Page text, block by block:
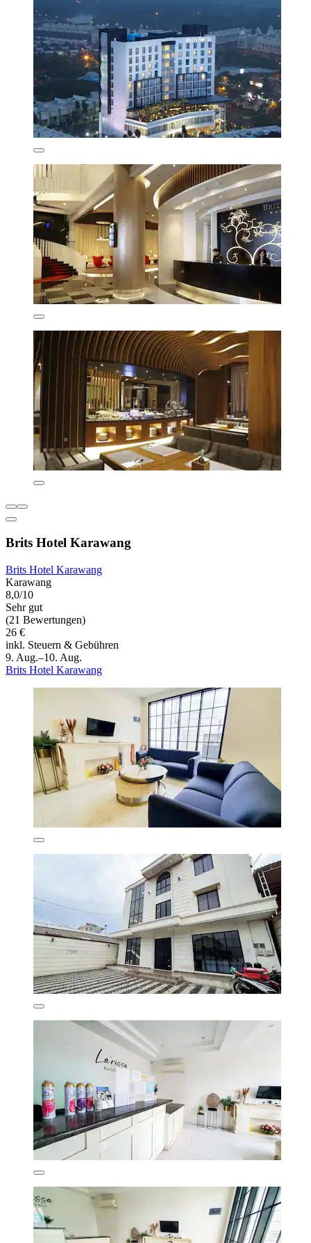
Brits Hotel Karawang
Brits Hotel Karawang
Karawang
8,0/10
Sehr gut
(21 Bewertungen)
26 €
inkl. Steuern & Gebühren
9. Aug.–10. Aug.
Brits Hotel Karawang